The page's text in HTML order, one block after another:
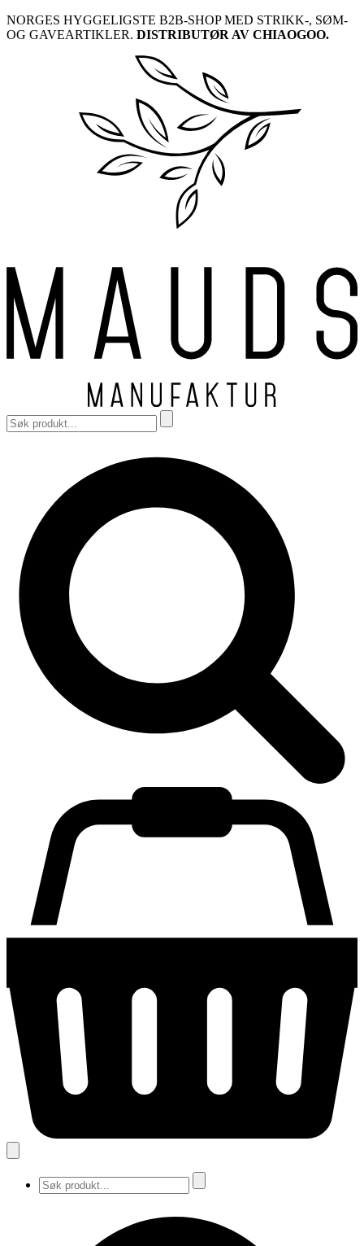
Skip
to
NORGES HYGGELIGSTE B2B-SHOP MED STRIKK-, SØM-
OG GAVEARTIKLER. DISTRIBUTØR AV CHIAOGOO.